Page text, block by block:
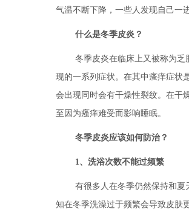
气温不断下降，一些人发现自己一
什么是冬季皮炎？
冬季皮炎在临床上又被称为
现的一系列症状。在其中瘙痒症状
会出现同时会有干燥性裂纹。在干
至因为瘙痒难受而影响睡眠。
冬季皮炎应该如何防治？
1、洗浴次数不能过频繁
有很多人在冬季仍然保持和
知在冬季洗澡过于频繁会导致皮肤